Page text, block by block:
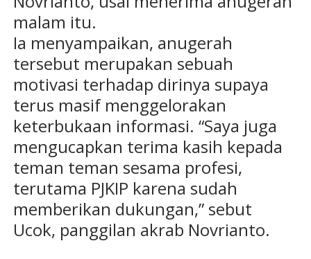
malam itu.
Ia menyampaikan, anugerah
tersebut merupakan sebuah
motivasi terhadap dirinya supaya
terus masif menggelorakan
keterbukaan informasi. “Saya juga
mengucapkan terima kasih kepada
teman teman sesama profesi,
terutama PJKIP karena sudah
memberikan dukungan,” sebut
Ucok, panggilan akrab Novrianto.